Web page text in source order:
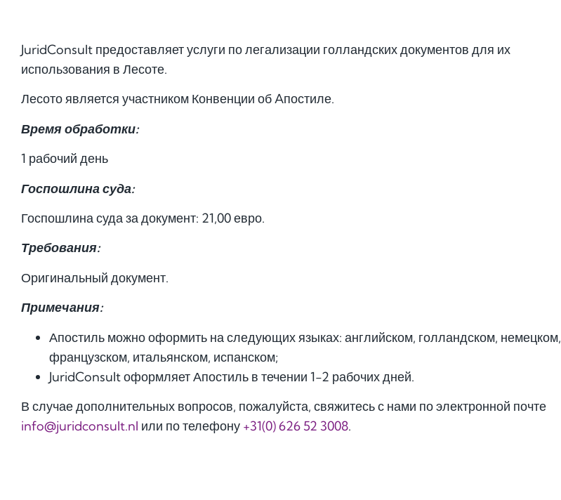
JuridConsult предоставляет услуги по легализации голландских документов для их
использования в Лесоте.
Лесото является участником Конвенции об Aпостиле.
Время обработки:
1 рабочий день
Госпошлина суда:
Госпошлина суда за документ: 21,00 евро.
Требования:
Оригинальный документ.
Примечания:
Апостиль можно оформить на следующих языках: английском, голландском, немецком,
французском, итальянском, испанском;
JuridConsult оформляет Апостиль в течении 1-2 рабочих дней.
В случае дополнительных вопросов, пожалуйста, свяжитесь с нами по электронной почте
info@juridconsult.nl или по телефону +31(0) 626 52 3008.